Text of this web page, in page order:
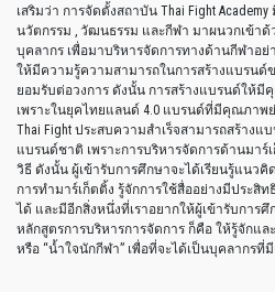
เสริมว่า การจัดตั้งสถาบัน Thai Fight
นวัตกรรม , วัฒนธรรม และกีฬา มาผนวกเข้า
บุคลากร เพื่อมาบริหารจัดการทางด้านกีฬาอ
ให้มีความรู้ความสามารถในการสร้างแบรนด์
ยอมรับต่อวงการ ดังนั้น การสร้างแบรนด์ให้มี
เพราะในยุคไทยแลนด์ 4.0 แบรนด์ที่มีคุณภาพ
Thai Fight ประสบความสำเร็จสามารถสร้าง
แบรนด์ชาติ เพราะการบริหารจัดการด้านมาร์
วิธี ดังนั้น ผู้เข้ารับการศึกษาจะได้เรียนรู้แนว
การทำมาร์เก็ตติ้ง รู้จักการใช้สื่ออย่างมีประสิ
ได้ และมีอีกสิ่งหนึ่งที่เราอยากให้ผู้เข้ารับการ
หลักสูตรการบริหารการจัดการ ก็คือ ให้รู้จักและ
หรือ “น้ำใจนักกีฬา” เพื่อที่จะได้เป็นบุคลากร